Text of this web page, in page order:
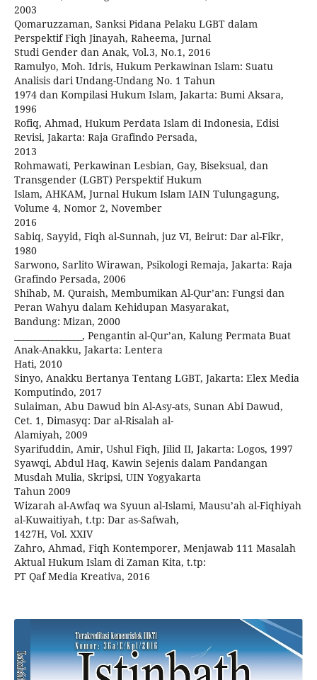
2003
Qomaruzzaman, Sanksi Pidana Pelaku LGBT dalam
Perspektif Fiqh Jinayah, Raheema, Jurnal
Studi Gender dan Anak, Vol.3, No.1, 2016
Ramulyo, Moh. Idris, Hukum Perkawinan Islam: Suatu
Analisis dari Undang-Undang No. 1 Tahun
1974 dan Kompilasi Hukum Islam, Jakarta: Bumi Aksara,
1996
Rofiq, Ahmad, Hukum Perdata Islam di Indonesia, Edisi
Revisi, Jakarta: Raja Grafindo Persada,
2013
Rohmawati, Perkawinan Lesbian, Gay, Biseksual, dan
Transgender (LGBT) Perspektif Hukum
Islam, AHKAM, Jurnal Hukum Islam IAIN Tulungagung,
Volume 4, Nomor 2, November
2016
Sabiq, Sayyid, Fiqh al-Sunnah, juz VI, Beirut: Dar al-Fikr,
1980
Sarwono, Sarlito Wirawan, Psikologi Remaja, Jakarta: Raja
Grafindo Persada, 2006
Shihab, M. Quraish, Membumikan Al-Qur’an: Fungsi dan
Peran Wahyu dalam Kehidupan Masyarakat,
Bandung: Mizan, 2000
________________, Pengantin al-Qur’an, Kalung Permata Buat
Anak-Anakku, Jakarta: Lentera
Hati, 2010
Sinyo, Anakku Bertanya Tentang LGBT, Jakarta: Elex Media
Komputindo, 2017
Sulaiman, Abu Dawud bin Al-Asy-ats, Sunan Abi Dawud,
Cet. 1, Dimasyq: Dar al-Risalah al-
Alamiyah, 2009
Syarifuddin, Amir, Ushul Fiqh, Jilid II, Jakarta: Logos, 1997
Syawqi, Abdul Haq, Kawin Sejenis dalam Pandangan
Musdah Mulia, Skripsi, UIN Yogyakarta
Tahun 2009
Wizarah al-Awfaq wa Syuun al-Islami, Mausu’ah al-Fiqhiyah
al-Kuwaitiyah, t.tp: Dar as-Safwah,
1427H, Vol. XXIV
Zahro, Ahmad, Fiqh Kontemporer, Menjawab 111 Masalah
Aktual Hukum Islam di Zaman Kita, t.tp:
PT Qaf Media Kreativa, 2016